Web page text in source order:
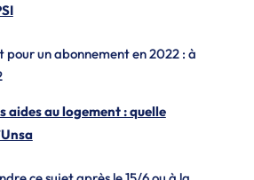
pour un abonnement en 2022 : à
aides au logement : quelle